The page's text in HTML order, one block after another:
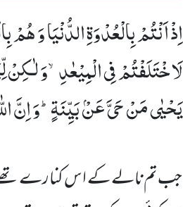
اِذْ اَنْتُمْ بِالْعُدْوَةِ الدُّنْیَا وَ
لَاخْتَلَفْتُمْ فِی الْمِیْعٰدِۙ-وَ لٰـكِنْ
یَحْیٰى مَنْ حَیَّ عَنْۢ بَیِّنَةٍؕ-وَ اِنَّ
جب تم نالے کے اس کنارے تھے